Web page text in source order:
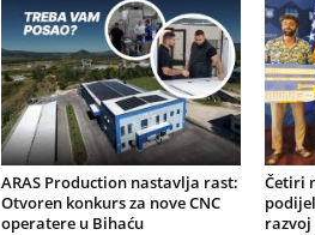
ARAS Production nastavlja rast:
Otvoren konkurs za nove CNC
operatere u Bihaću
Četiri